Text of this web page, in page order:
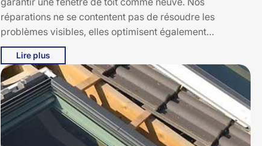
réparations ne se contentent pas de résoudre les
problèmes visibles, elles optimisent également
l’étanchéité et la performance de votre velux pour une
meilleure durabilité.
Lire plus